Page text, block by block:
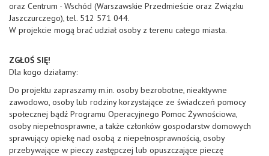
oraz Centrum - Wschód (Warszawskie Przedmieście oraz Związku
Jaszczurczego), tel. 512 571 044.
W projekcie mogą brać udział osoby z terenu całego miasta.
ZGŁOŚ SIĘ!
Dla kogo działamy:
Do projektu zapraszamy m.in. osoby bezrobotne, nieaktywne
zawodowo, osoby lub rodziny korzystające ze świadczeń pomocy
społecznej bądź Programu Operacyjnego Pomoc Żywnościowa,
osoby niepełnosprawne, a także członków gospodarstw domowych
sprawujący opiekę nad osobą z niepełnosprawnością, osoby
przebywające w pieczy zastępczej lub opuszczające pieczę